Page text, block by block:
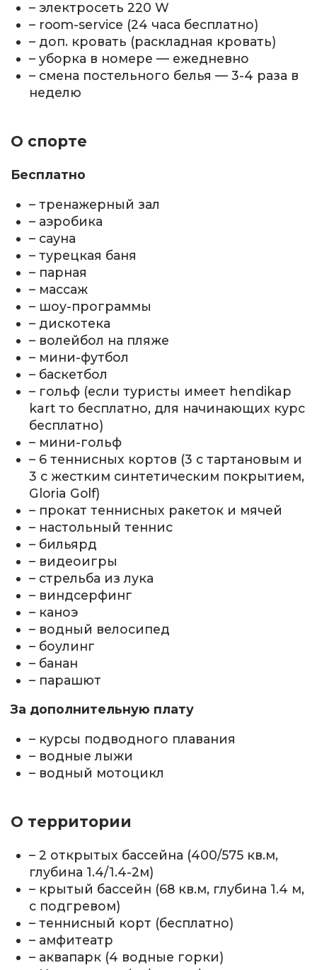
– электросеть 220 W
– room-service (24 часа бесплатно)
– доп. кровать (раскладная кровать)
– уборка в номере — ежедневно
– смена постельного белья — 3-4 раза в
неделю
О спорте
Бесплатно
– тренажерный зал
– аэробика
– сауна
– турецкая баня
– парная
– массаж
– шоу-программы
– дискотека
– волейбол на пляже
– мини-футбол
– баскетбол
– гольф (если туристы имеет hendikap
kart то бесплатно, для начинающих курс
бесплатно)
– мини-гольф
– 6 теннисных кортов (3 с тартановым и
3 с жестким синтетическим покрытием,
Gloria Golf)
– прокат теннисных ракеток и мячей
– настольный теннис
– бильярд
– видеоигры
– стрельба из лука
– виндсерфинг
– каноэ
– водный велосипед
– боулинг
– банан
– парашют
За дополнительную плату
– курсы подводного плавания
– водные лыжи
– водный мотоцикл
О территории
– 2 открытых бассейна (400/575 кв.м,
глубина 1.4/1.4-2м)
– крытый бассейн (68 кв.м, глубина 1.4 м,
с подгревом)
– теннисный корт (бесплатно)
– амфитеатр
– аквапарк (4 водные горки)